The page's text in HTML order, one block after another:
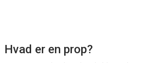
Hvad er en prop?